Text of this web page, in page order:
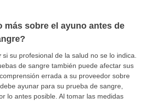
más sobre el ayuno antes de
si su profesional de la salud no se lo indica.
de sangre también puede afectar sus
errada a su proveedor sobre
ayunar para su prueba de sangre,
lo antes posible. Al tomar las medidas